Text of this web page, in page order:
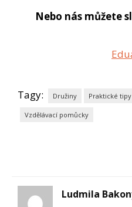
Nebo nás můžete
Tagy: Družiny Praktické
Vzdělávací pomůcky
Ludmila